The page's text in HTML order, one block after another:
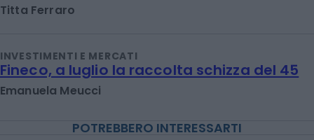
Titta Ferraro
INVESTIMENTI E MERCATI
Fineco, a luglio la raccolta schizza del 45
Emanuela Meucci
POTREBBERO INTERESSARTI